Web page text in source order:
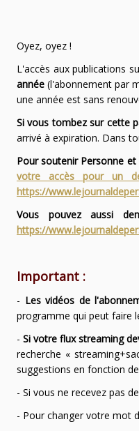
Oyez, oyez !
L'accès aux publications
année(l'abonnement par
une année est sans
Si vous tombez sur cette
arrivé à expiration. Dans
Pour soutenir Personne
votre accès pour un
https://
Vous pouvez aussi
https://
Important :
- Les vidéos de
programme qui peut faire
- Si votre flux streaming
recherche «
suggestions en fonction
- Si vous ne recevez pas
- Pour changer votre mot